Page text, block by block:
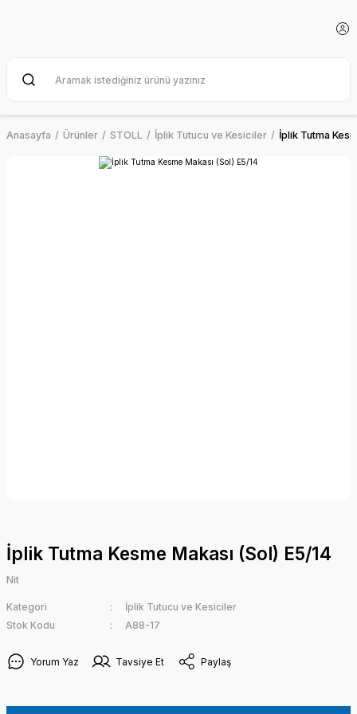
Anasayfa Ürünler STOLL İplik Tutucu ve Kesiciler İplik Tutma
İplik Tutma Kesme Makası (Sol) E5/14
Nit
Kategori
İplik Tutucu ve Kesiciler
Stok Kodu
A88-17
Yorum Yaz Tavsiye Et Paylaş